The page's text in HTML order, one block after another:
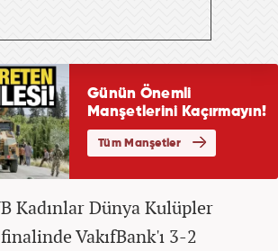
Kadınlar Dünya Kulüpler
VakıfBank'ı 3-2